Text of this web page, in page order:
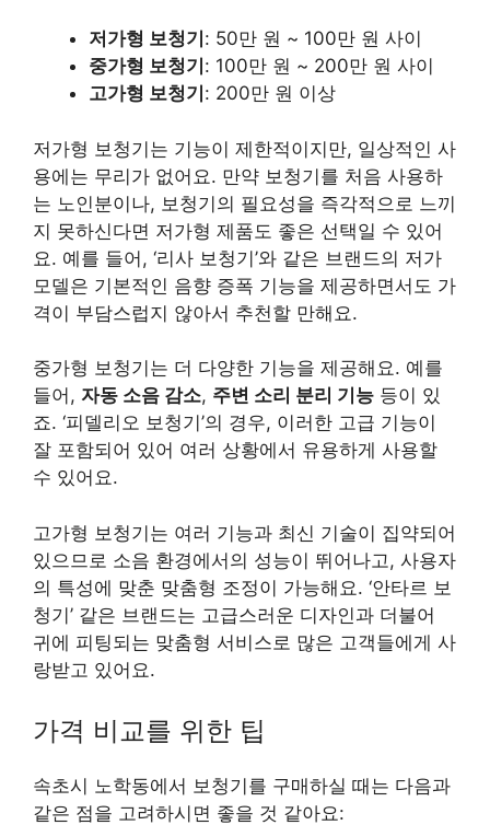
저가형 보청기 : 50만 원 ~ 100만 원 사이
중가형 보청기 : 100만 원 ~ 200만 원 사이
고가형 보청기 : 200만 원 이상
저가형 보청기는 기능이 제한적이지만, 일상적인 사
용에는 무리가 없어요. 만약 보청기를 처음 사용하
는 노인분이나, 보청기의 필요성을 즉각적으로 느끼
지 못하신다면 저가형 제품도 좋은 선택일 수 있어
요. 예를 들어, ‘리사 보청기’와 같은 브랜드의 저가
모델은 기본적인 음향 증폭 기능을 제공하면서도 가
격이 부담스럽지 않아서 추천할 만해요.
중가형 보청기는 더 다양한 기능을 제공해요. 예를
들어, 자동 소음 감소, 주변 소리 분리 기능 등이 있
죠. ‘피델리오 보청기’의 경우, 이러한 고급 기능이
잘 포함되어 있어 여러 상황에서 유용하게 사용할
수 있어요.
고가형 보청기는 여러 기능과 최신 기술이 집약되어
있으므로 소음 환경에서의 성능이 뛰어나고, 사용자
의 특성에 맞춘 맞춤형 조정이 가능해요. ‘안타르 보
청기’ 같은 브랜드는 고급스러운 디자인과 더불어
귀에 피팅되는 맞춤형 서비스로 많은 고객들에게 사
랑받고 있어요.
가격 비교를 위한 팁
속초시 노학동에서 보청기를 구매하실 때는 다음과
같은 점을 고려하시면 좋을 것 같아요: